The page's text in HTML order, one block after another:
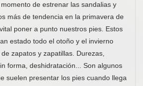
de estrenar las sandalias y
más de tendencia en la primavera de
poner a punto nuestros pies. Estos
estado todo el otoño y el invierno
zapatos y zapatillas. Durezas,
forma, deshidratación... Son algunos
suelen presentar los pies cuando llega